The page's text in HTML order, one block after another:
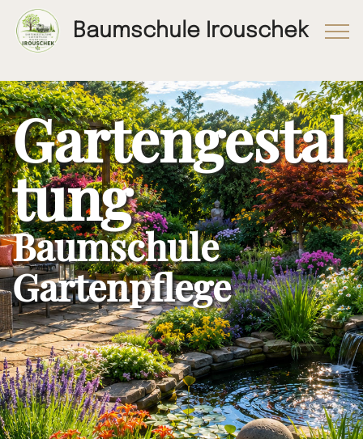
Baumschule Irouschek
Gartengestal
tung
Baumschule
Gartenpflege